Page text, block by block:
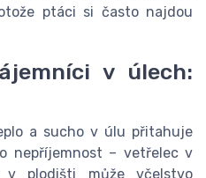
ptáci si často najdou
v úlech:
a sucho v úlu přitahuje
nepříjemnost – vetřelec v
v plodišti může včelstvo